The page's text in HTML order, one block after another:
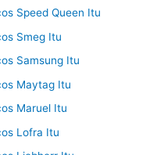
Speed Queen Itu
Smeg Itu
Samsung Itu
Maytag Itu
Maruel Itu
Lofra Itu